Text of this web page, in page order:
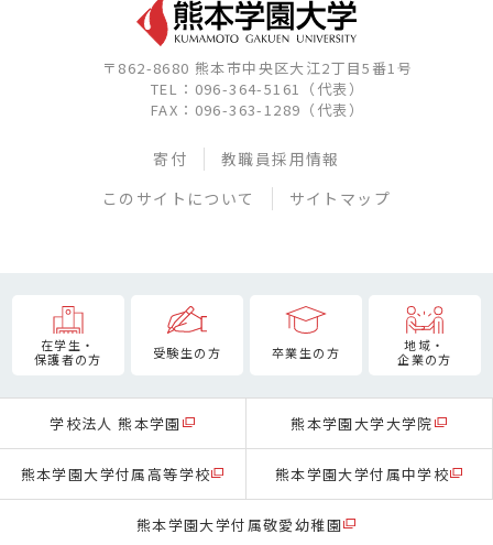
〒862-8680 熊本市中央区大江2丁目5番1号
TEL：096-364-5161（代表）
FAX：096-363-1289（代表）
寄付
教職員採用情報
このサイトについて
サイトマップ
在学生・
保護者の方
受験生の方 卒業生の方
地域・
企業の方
学校法人 熊本学園 熊本学園大学大学院
熊本学園大学付属高等学校 熊本学園大学付属中学校
熊本学園大学付属敬愛幼稚園